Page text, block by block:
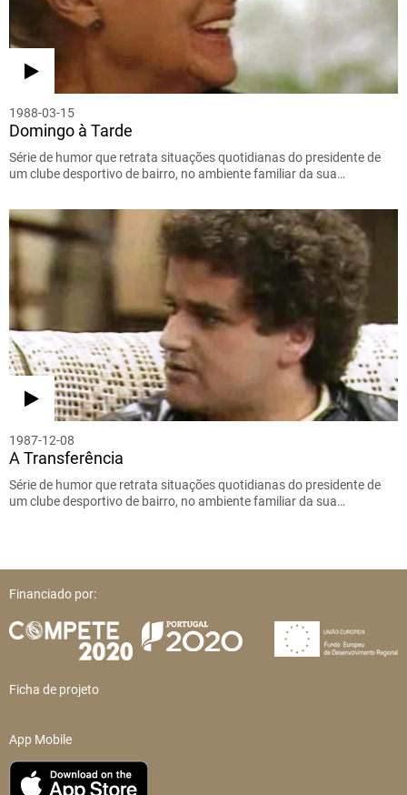
1988-03-15
Domingo à Tarde
Série de humor que retrata situações quotidianas do presidente de
um clube desportivo de bairro, no ambiente familiar da sua…
1987-12-08
A Transferência
Série de humor que retrata situações quotidianas do presidente de
um clube desportivo de bairro, no ambiente familiar da sua…
Financiado por:
Ficha de projeto
App Mobile